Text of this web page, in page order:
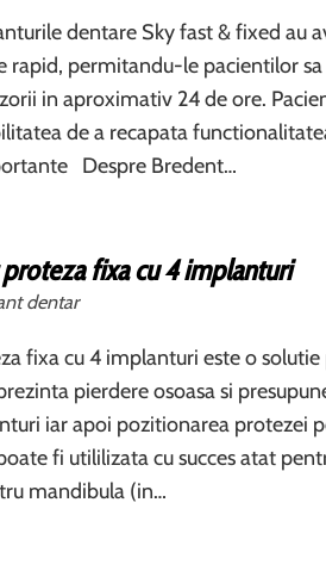
dentare Sky fast & fixed au
rapid, permitandu-le pacientilor sa
in aproximativ 24 de ore.
de a recapata
Despre Bredent…
fixa cu 4 implanturi
dentar
fixa cu 4 implanturi este o
pierdere osoasa si
iar apoi pozitionarea protezei
fi utililizata cu succes atat
mandibula (in…